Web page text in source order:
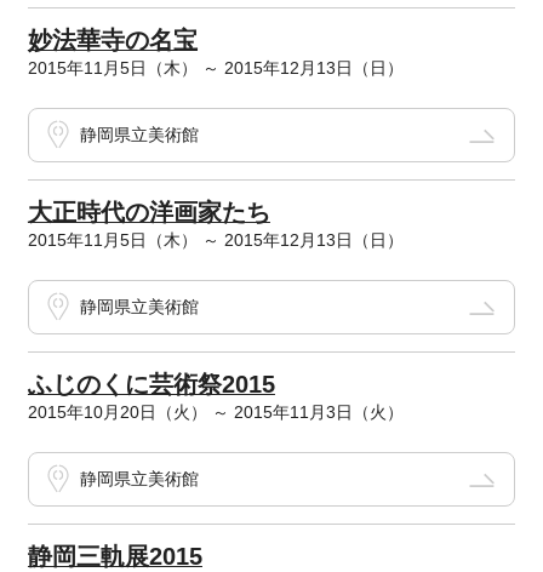
妙法華寺の名宝
2015年11月5日（木） ～ 2015年12月13日（日）
静岡県立美術館
大正時代の洋画家たち
2015年11月5日（木） ～ 2015年12月13日（日）
静岡県立美術館
ふじのくに芸術祭2015
2015年10月20日（火） ～ 2015年11月3日（火）
静岡県立美術館
静岡三軌展2015